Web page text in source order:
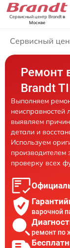
Сервисный центр Brandtв
Москве
Сервисный
Ремонт
Brandt
Выполняем
неисправностей
выявляем
детали и
Используем
производителем
проверку всех
варочной
ремонт по